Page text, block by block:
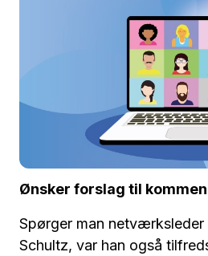
Ønsker forslag til
Spørger man
Schultz, var han også